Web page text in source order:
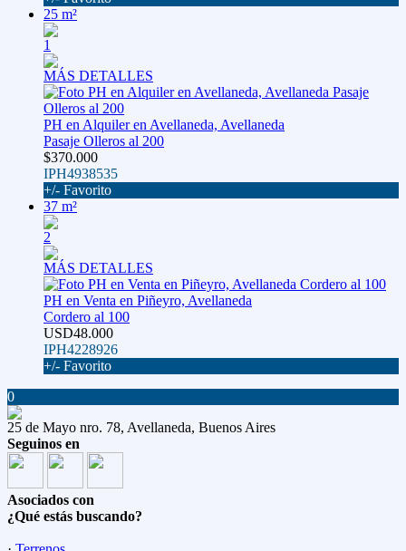
25 m²
1
MÁS DETALLES
PH en Alquiler en Avellaneda, Avellaneda
Pasaje Olleros al 200
$370.000
IPH4938535
+/- Favorito
37 m²
2
MÁS DETALLES
PH en Venta en Piñeyro, Avellaneda
Cordero al 100
USD48.000
IPH4228926
+/- Favorito
0
25 de Mayo nro. 78, Avellaneda, Buenos Aires
Seguinos en
Asociados con
¿Qué estás buscando?